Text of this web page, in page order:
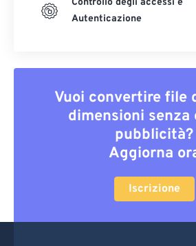
Controllo degli accessi e
Autenticazione
Vuoi convertire file
dimensioni senza
pubblicità?
Aggiorna
Iscrizione